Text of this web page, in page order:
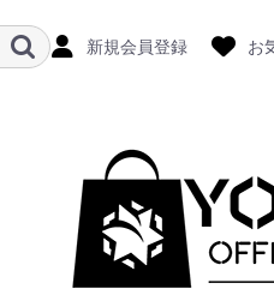
新規会員登録 お